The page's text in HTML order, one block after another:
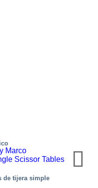
Marco
de tijera simple